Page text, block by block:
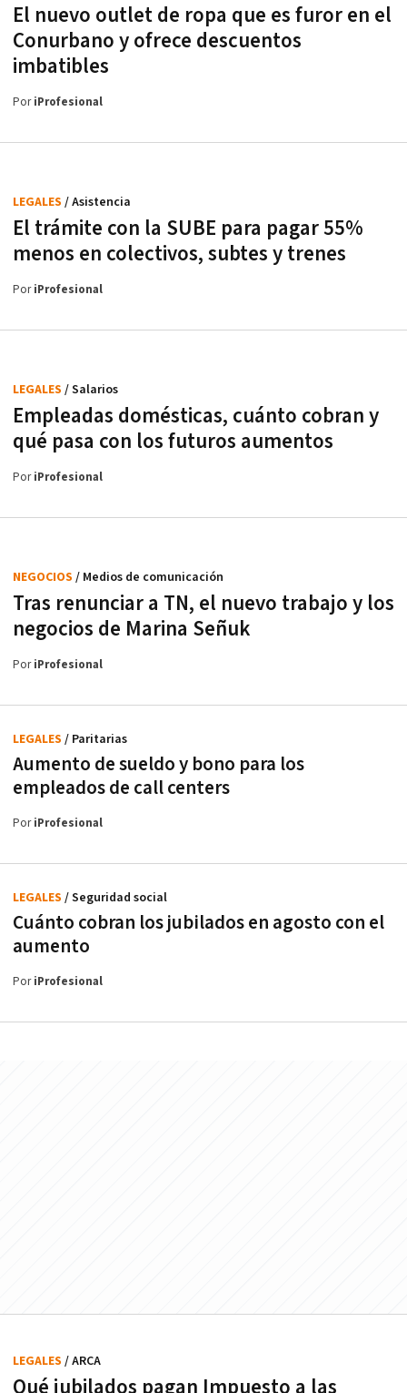
El nuevo outlet de ropa que es furor en el
Conurbano y ofrece descuentos
imbatibles
PoriProfesional
El trámite con la SUBE para pagar 55%
menos en colectivos, subtes y trenes
LEGALES / Asistencia
PoriProfesional
Empleadas domésticas, cuánto cobran y
qué pasa con los futuros aumentos
LEGALES / Salarios
PoriProfesional
Tras renunciar a TN, el nuevo trabajo y los
negocios de Marina Señuk
NEGOCIOS / Medios de comunicación
PoriProfesional
Aumento de sueldo y bono para los
empleados de call centers
LEGALES / Paritarias
PoriProfesional
Cuánto cobran los jubilados en agosto con el
aumento
LEGALES / Seguridad social
PoriProfesional
Qué jubilados pagan Impuesto a las
LEGALES / ARCA